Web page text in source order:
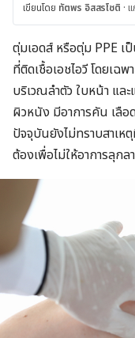
เขียนโดย ทัตพร อิสสรโชติ ·
ตุ่มเอดส์ หรือตุ่ม PPE
ที่ติดเชื้อเอชไอวี โดยเฉ
บริเวณลำตัว ใบหน้า แล
ผิวหนัง มีอาการคัน เลือ
ปัจจุบันยังไม่ทราบสาเห
ต้องเพื่อไม่ให้อาการลุก